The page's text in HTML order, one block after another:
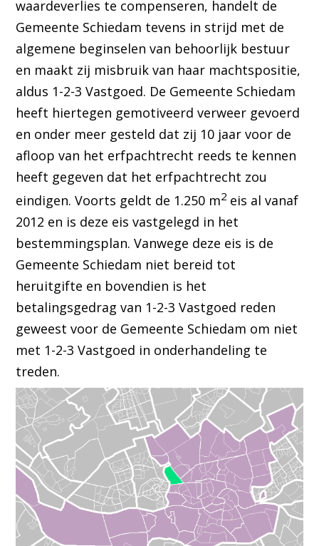
waardeverlies te compenseren, handelt de
Gemeente Schiedam tevens in strijd met de
algemene beginselen van behoorlijk bestuur
en maakt zij misbruik van haar machtspositie,
aldus 1-2-3 Vastgoed. De Gemeente Schiedam
heeft hiertegen gemotiveerd verweer gevoerd
en onder meer gesteld dat zij 10 jaar voor de
afloop van het erfpachtrecht reeds te kennen
heeft gegeven dat het erfpachtrecht zou
eindigen. Voorts geldt de 1.250 m2 eis al vanaf
2012 en is deze eis vastgelegd in het
bestemmingsplan. Vanwege deze eis is de
Gemeente Schiedam niet bereid tot
heruitgifte en bovendien is het
betalingsgedrag van 1-2-3 Vastgoed reden
geweest voor de Gemeente Schiedam om niet
met 1-2-3 Vastgoed in onderhandeling te
treden.